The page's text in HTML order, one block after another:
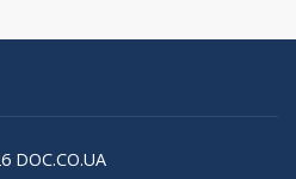
DOC.CO.UA